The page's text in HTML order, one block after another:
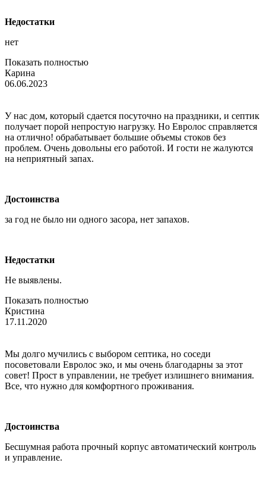
Недостатки
нет
Показать полностью
Карина
06.06.2023
У нас дом, который сдается посуточно на праздники, и септик
получает порой непростую нагрузку. Но Евролос справляется
на отлично! обрабатывает большие объемы стоков без
проблем. Очень довольны его работой. И гости не жалуются
на неприятный запах.
Достоинства
за год не было ни одного засора, нет запахов.
Недостатки
Не выявлены.
Показать полностью
Кристина
17.11.2020
Мы долго мучились с выбором септика, но соседи
посоветовали Евролос эко, и мы очень благодарны за этот
совет! Прост в управлении, не требует излишнего внимания.
Все, что нужно для комфортного проживания.
Достоинства
Бесшумная работа прочный корпус автоматический контроль
и управление.